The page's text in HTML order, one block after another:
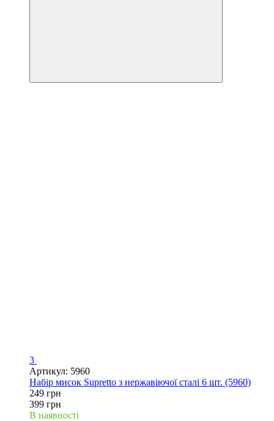
3
Артикул: 5960
Набір мисок Supretto з нержавіючої сталі 6 шт. (5960)
249 грн
399 грн
В наявності